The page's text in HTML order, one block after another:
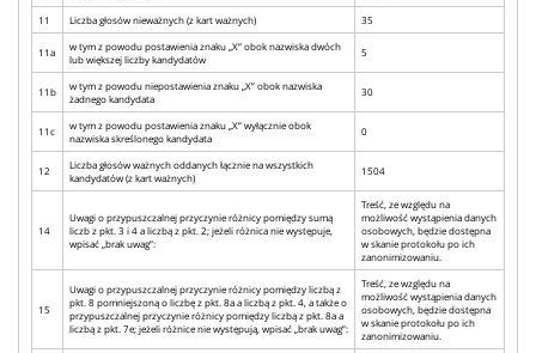
11
Liczba głosów nieważnych (z kart ważnych) 35
11a
w tym z powodu postawienia znaku „X” obok nazwiska dwóch
lub większej liczby kandydatów
5
11b
w tym z powodu niepostawienia znaku „X” obok nazwiska
żadnego kandydata
30
11c
w tym z powodu postawienia znaku „X” wyłącznie obok
nazwiska skreślonego kandydata
0
12
Liczba głosów ważnych oddanych łącznie na wszystkich
kandydatów (z kart ważnych)
1504
14
Uwagi o przypuszczalnej przyczynie różnicy pomiędzy sumą
liczb z pkt. 3 i 4 a liczbą z pkt. 2; jeżeli różnica nie występuje,
wpisać „brak uwag”:
Treść, ze względu na
możliwość wystąpienia danych
osobowych, będzie dostępna
w skanie protokołu po ich
zanonimizowaniu.
15
Uwagi o przypuszczalnej przyczynie różnicy pomiędzy liczbą z
pkt. 8 pomniejszoną o liczbę z pkt. 8a a liczbą z pkt. 4, a także o
przypuszczalnej przyczynie różnicy pomiędzy liczbą z pkt. 8a a
liczbą z pkt. 7e; jeżeli różnice nie występują, wpisać „brak uwag”:
Treść, ze względu na
możliwość wystąpienia danych
osobowych, będzie dostępna
w skanie protokołu po ich
zanonimizowaniu.